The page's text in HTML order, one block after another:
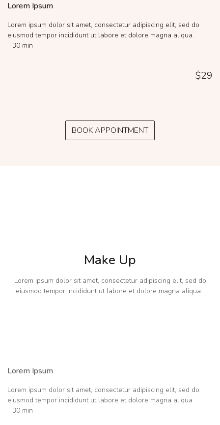
Lorem Ipsum
Lorem ipsum dolor sit amet, consectetur adipiscing elit, sed do
eiusmod tempor incididunt ut labore et dolore magna aliqua.
- 30 min
$29
BOOK APPOINTMENT
Make Up
Lorem ipsum dolor sit amet, consectetur adipiscing elit, sed do
eiusmod tempor incididunt ut labore et dolore magna aliqua.
Lorem Ipsum
Lorem ipsum dolor sit amet, consectetur adipiscing elit, sed do
eiusmod tempor incididunt ut labore et dolore magna aliqua.
- 30 min